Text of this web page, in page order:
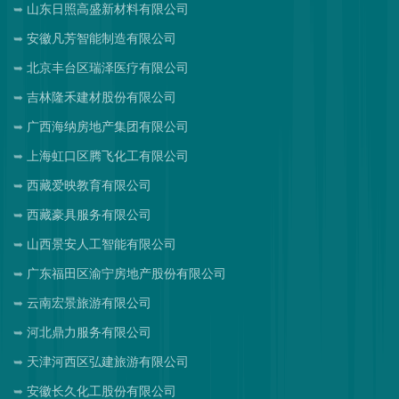
山东日照高盛新材料有限公司
安徽凡芳智能制造有限公司
北京丰台区瑞泽医疗有限公司
吉林隆禾建材股份有限公司
广西海纳房地产集团有限公司
上海虹口区腾飞化工有限公司
西藏爱映教育有限公司
西藏豪具服务有限公司
山西景安人工智能有限公司
广东福田区渝宁房地产股份有限公司
云南宏景旅游有限公司
河北鼎力服务有限公司
天津河西区弘建旅游有限公司
安徽长久化工股份有限公司